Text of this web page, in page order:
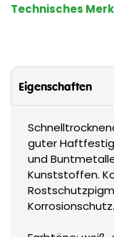
Technisches
Eigenschaften
guter
und
Kunststoffen.
Korrosionschutz.